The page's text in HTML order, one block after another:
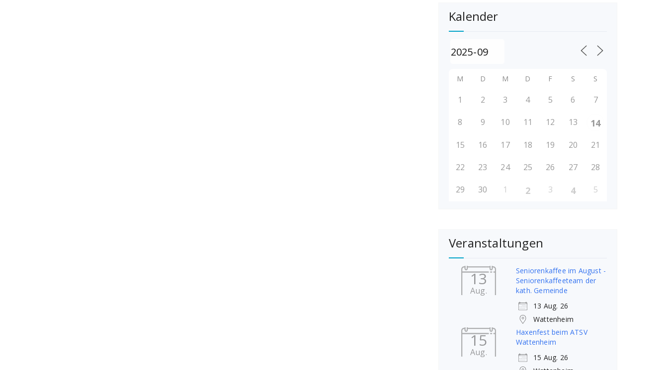
Kalender
M D M D F S S
1 2 3 4 5 6 7
8 9 10 11 12 13 14
15 16 17 18 19 20 21
22 23 24 25 26 27 28
29 30 1 2 3 4 5
Veranstaltungen
13
Aug.
Seniorenkaffee im August -
Seniorenkaffeeteam der
kath. Gemeinde
13 Aug. 26
Wattenheim
15
Aug.
Haxenfest beim ATSV
Wattenheim
15 Aug. 26